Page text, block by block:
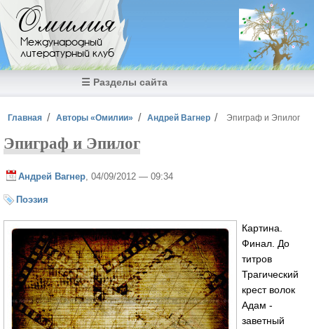
Перейти к основному содержанию
Омилия
Международный
литературный клуб
☰ Разделы сайта
Вы здесь
Главная Авторы «Омилии» Андрей Вагнер Эпиграф и Эпилог
Эпиграф и Эпилог
Андрей Вагнер , 04/09/2012 — 09:34
Поэзия
Картина.
Финал. До
титров
Трагический
крест волок
Адам -
заветный